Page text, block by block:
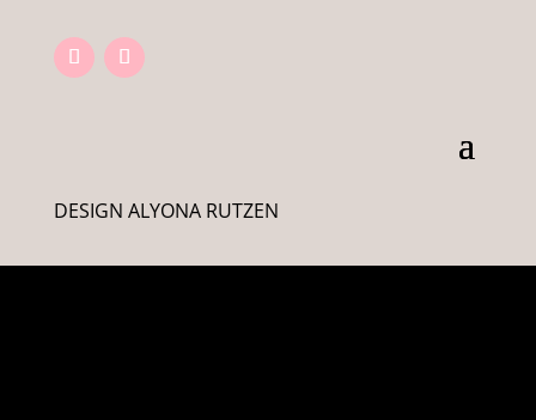
DESIGN ALYONA RUTZEN